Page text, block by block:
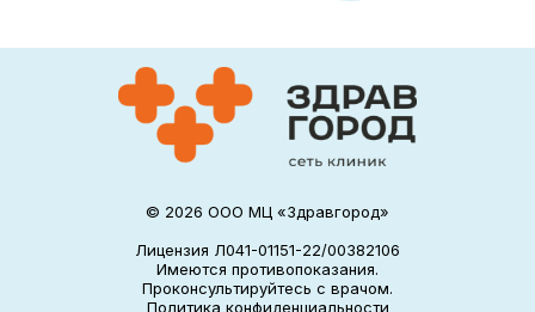
© 2026 ООО МЦ «Здравгород»
Лицензия Л041-01151-22/00382106
Имеются противопоказания.
Проконсультируйтесь с врачом.
Политика конфиденциальности